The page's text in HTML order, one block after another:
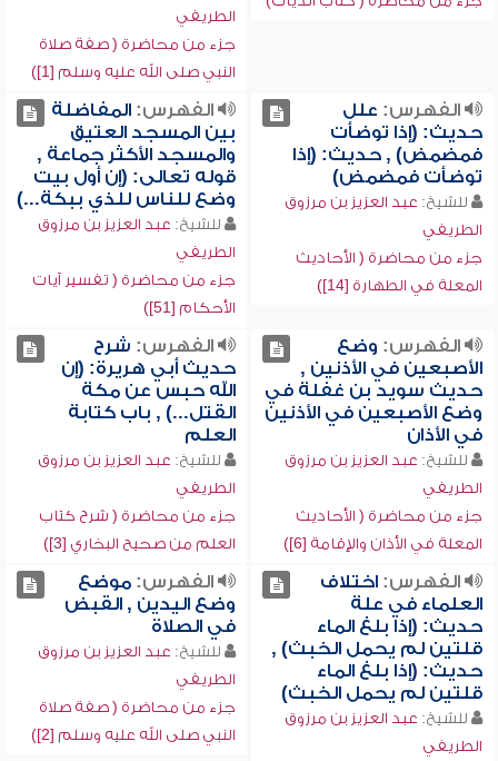
الطريفي
جزء من محاضرة ( صفة صلاة
النبي صلى الله عليه وسلم [1])
الفهرس: علل
حديث: (إذا توضأت
فمضمض) , حديث: (إذا
توضأت فمضمض)
للشيخ: عبد العزيز بن مرزوق
الطريفي
جزء من محاضرة ( الأحاديث
المعلة في الطهارة [14])
الفهرس:المفاضلة
بين المسجد العتيق
والمسجد الأكثر جماعة ,
قوله تعالى: (إن أول بيت
وضع للناس للذي ببكة...)
للشيخ: عبد العزيز بن مرزوق
الطريفي
جزء من محاضرة ( تفسير آيات
الأحكام [51])
الفهرس: وضع
الأصبعين في الأذنين ,
حديث سويد بن غفلة في
وضع الأصبعين في الأذنين
في الأذان
للشيخ: عبد العزيز بن مرزوق
الطريفي
جزء من محاضرة ( الأحاديث
المعلة في الأذان والإقامة [6])
الفهرس: شرح
حديث أبي هريرة: (إن
الله حبس عن مكة
القتل...) , باب كتابة
العلم
للشيخ: عبد العزيز بن مرزوق
الطريفي
جزء من محاضرة ( شرح كتاب
العلم من صحيح البخاري [3])
الفهرس:اختلاف
العلماء في علة
حديث: (إذا بلغ الماء
قلتين لم يحمل الخبث) ,
حديث: (إذا بلغ الماء
قلتين لم يحمل الخبث)
للشيخ: عبد العزيز بن مرزوق
الطريفي
الفهرس:موضع
وضع اليدين , القبض
في الصلاة
للشيخ: عبد العزيز بن مرزوق
الطريفي
جزء من محاضرة ( صفة صلاة
النبي صلى الله عليه وسلم [2])